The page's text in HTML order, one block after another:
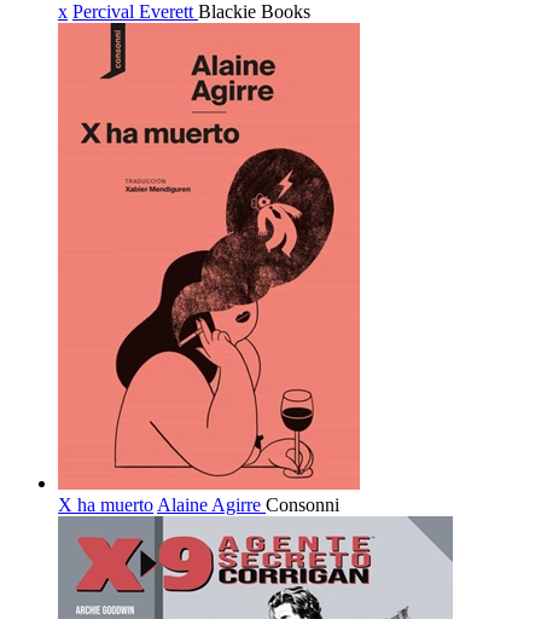
x Percival Everett Blackie Books
X ha muerto Alaine Agirre Consonni